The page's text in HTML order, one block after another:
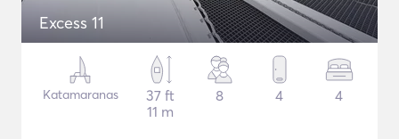
Excess 11
Katamaranas
37 ft
11 m
8 4 4